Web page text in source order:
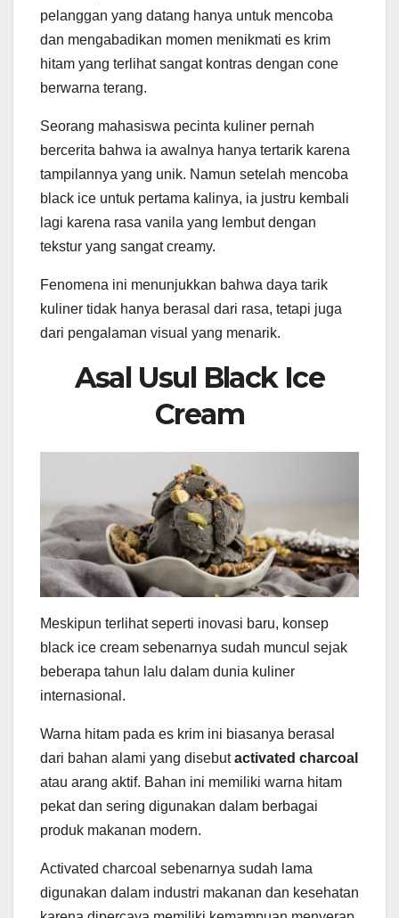
pelanggan yang datang hanya untuk mencoba
dan mengabadikan momen menikmati es krim
hitam yang terlihat sangat kontras dengan cone
berwarna terang.
Seorang mahasiswa pecinta kuliner pernah
bercerita bahwa ia awalnya hanya tertarik karena
tampilannya yang unik. Namun setelah mencoba
black ice untuk pertama kalinya, ia justru kembali
lagi karena rasa vanila yang lembut dengan
tekstur yang sangat creamy.
Fenomena ini menunjukkan bahwa daya tarik
kuliner tidak hanya berasal dari rasa, tetapi juga
dari pengalaman visual yang menarik.
Asal Usul Black Ice
Cream
Meskipun terlihat seperti inovasi baru, konsep
black ice cream sebenarnya sudah muncul sejak
beberapa tahun lalu dalam dunia kuliner
internasional.
Warna hitam pada es krim ini biasanya berasal
dari bahan alami yang disebutactivated charcoal
atau arang aktif. Bahan ini memiliki warna hitam
pekat dan sering digunakan dalam berbagai
produk makanan modern.
Activated charcoal sebenarnya sudah lama
digunakan dalam industri makanan dan kesehatan